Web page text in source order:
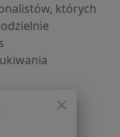
których